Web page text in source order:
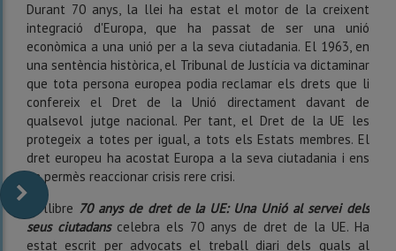
Durant 70 anys, la llei ha estat el motor de la creixent
integració d'Europa, que ha passat de ser una unió
econòmica a una unió per a la seva ciutadania. El 1963, en
una sentència històrica, el Tribunal de Justícia va dictaminar
que tota persona europea podia reclamar els drets que li
confereix el Dret de la Unió directament davant de
qualsevol jutge nacional. Per tant, el Dret de la UE les
protegeix a totes per igual, a tots els Estats membres. El
dret europeu ha acostat Europa a la seva ciutadania i ens
ha permès reaccionar crisis rere crisi.
El llibre 70 anys de dret de la UE: Una Unió al servei dels
seus ciutadanscelebra els 70 anys de dret de la UE. Ha
estat escrit per advocats el treball diari dels quals al